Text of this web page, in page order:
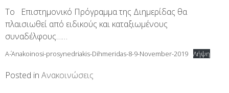
Το Επιστημονικό Πρόγραμμα της Διημερίδας θα
πλαισιωθεί από ειδικούς και καταξιωμένους
συναδέλφους……
A΄-Anakoinosi-prosynedriakis-Dihmeridas-8-9-November-2019 Λήψη
Posted in Ανακοινώσεις